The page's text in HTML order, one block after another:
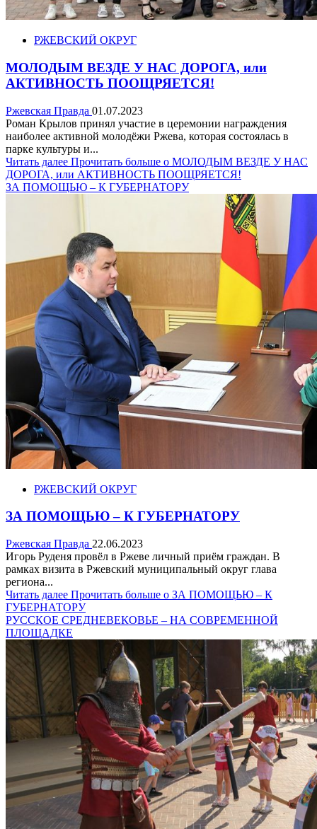
РЖЕВСКИЙ ОКРУГ
МОЛОДЫМ ВЕЗДЕ У НАС ДОРОГА, или
АКТИВНОСТЬ ПООЩРЯЕТСЯ!
Ржевская Правда 01.07.2023
Роман Крылов принял участие в церемонии награждения
наиболее активной молодёжи Ржева, которая состоялась в
парке культуры и...
Читать далее Прочитать больше о МОЛОДЫМ ВЕЗДЕ У НАС
ДОРОГА, или АКТИВНОСТЬ ПООЩРЯЕТСЯ!
ЗА ПОМОЩЬЮ – К ГУБЕРНАТОРУ
РЖЕВСКИЙ ОКРУГ
ЗА ПОМОЩЬЮ – К ГУБЕРНАТОРУ
Ржевская Правда 22.06.2023
Игорь Руденя провёл в Ржеве личный приём граждан. В
рамках визита в Ржевский муниципальный округ глава
региона...
Читать далее Прочитать больше о ЗА ПОМОЩЬЮ – К
ГУБЕРНАТОРУ
РУССКОЕ СРЕДНЕВЕКОВЬЕ – НА СОВРЕМЕННОЙ
ПЛОЩАДКЕ